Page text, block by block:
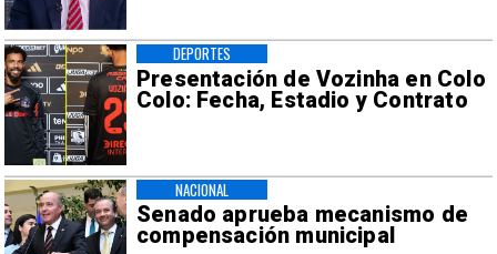
Presentación de Vozinha en Colo
Colo: Fecha, Estadio y Contrato
DEPORTES
Senado aprueba mecanismo de
compensación municipal
NACIONAL